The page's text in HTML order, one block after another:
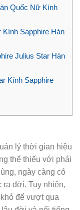
Quốc Nữ Kính
Sapphire Hàn
Julius Star Hàn
Kính Sapphire
lý thời gian hiệu
thể thiếu với phái
ngày càng có
đời. Tuy nhiên,
để vượt qua